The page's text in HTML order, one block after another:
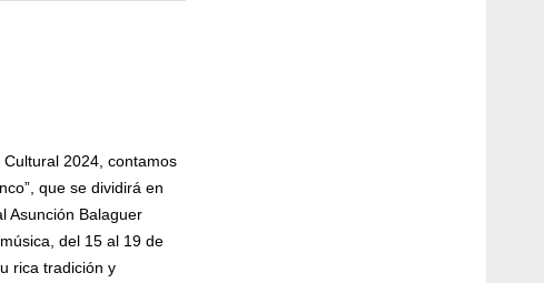
2024, contamos
que se dividirá en
Asunción Balaguer
del 15 al 19 de
rica tradición y